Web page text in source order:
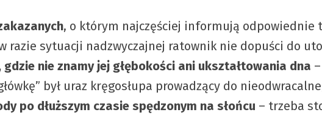
, o którym najczęściej informują odpowiednie
razie sytuacji nadzwyczajnej ratownik nie dopuści do
nie znamy jej głębokości ani ukształtowania dna
był uraz kręgosłupa prowadzący do
po dłuższym czasie spędzonym na słońcu – trzeba